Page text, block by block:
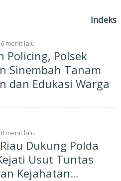
Indeks
6 menit lalu
Policing, Polsek
Sinembah Tanam
dan Edukasi Warga
8 menit lalu
Dukung Polda
Usut Tuntas
Kejahatan